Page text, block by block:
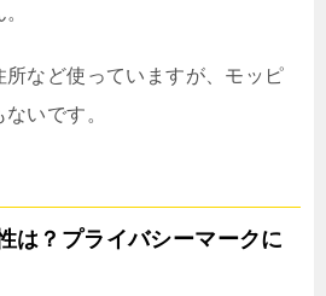
など使っていますが、モッピ
いです。
は？プライバシーマークに